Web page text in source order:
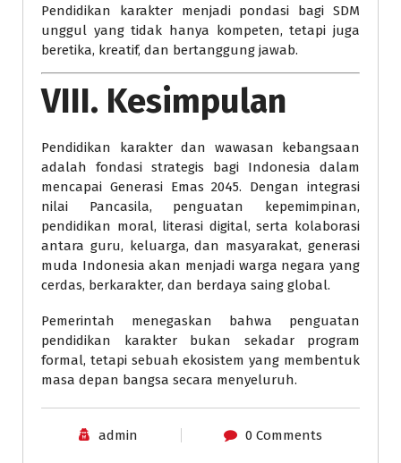
Pendidikan karakter menjadi pondasi bagi SDM
unggul yang tidak hanya kompeten, tetapi juga
beretika, kreatif, dan bertanggung jawab.
VIII. Kesimpulan
Pendidikan karakter dan wawasan kebangsaan
adalah fondasi strategis bagi Indonesia dalam
mencapai Generasi Emas 2045. Dengan integrasi
nilai Pancasila, penguatan kepemimpinan,
pendidikan moral, literasi digital, serta kolaborasi
antara guru, keluarga, dan masyarakat, generasi
muda Indonesia akan menjadi warga negara yang
cerdas, berkarakter, dan berdaya saing global.
Pemerintah menegaskan bahwa penguatan
pendidikan karakter bukan sekadar program
formal, tetapi sebuah ekosistem yang membentuk
masa depan bangsa secara menyeluruh.
admin 0 Comments